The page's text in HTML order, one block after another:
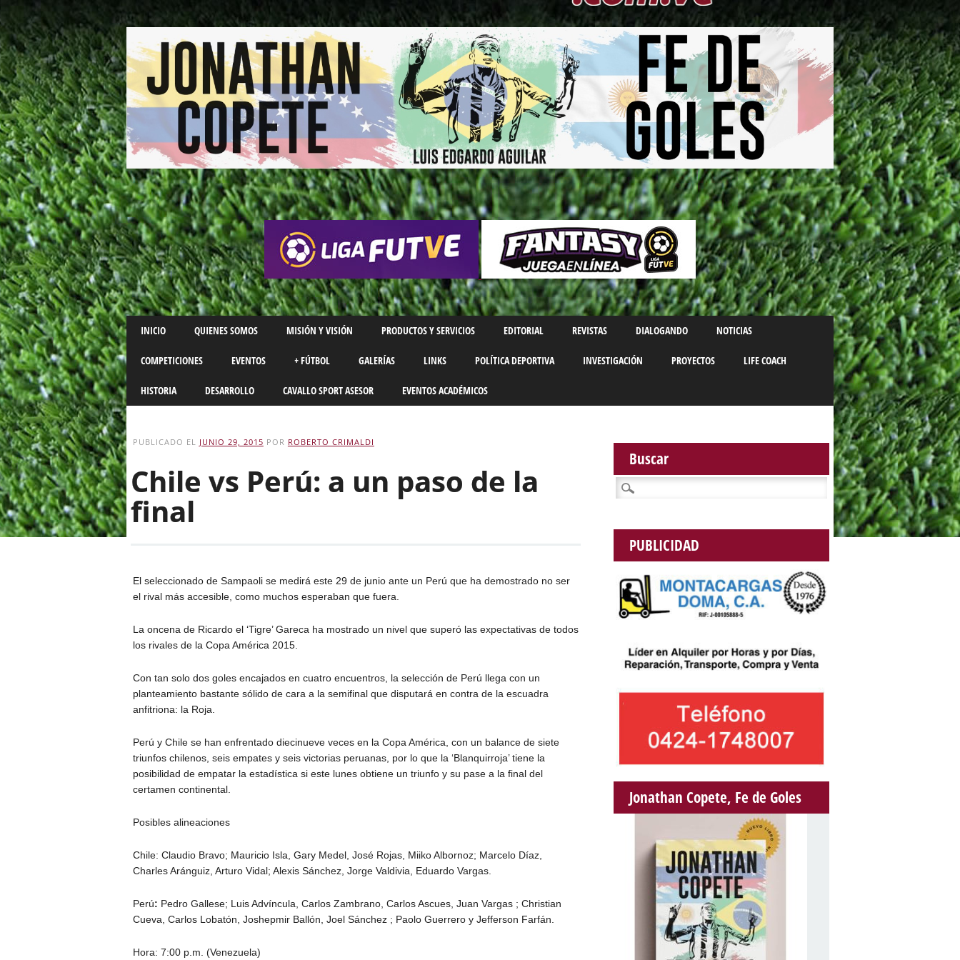
Main menu
Skip
to
content
INICIO QUIENES SOMOS MISIÓN Y VISIÓN PRODUCTOS Y SERVICIOS EDITORIAL REVISTAS DIALOGANDO NOTICIAS
COMPETICIONES EVENTOS + FÚTBOL GALERÍAS LINKS POLÍTICA DEPORTIVA INVESTIGACIÓN PROYECTOS LIFE COACH
HISTORIA DESARROLLO CAVALLO SPORT ASESOR EVENTOS ACADÉMICOS
PUBLICADO EL JUNIO 29, 2015 POR ROBERTO CRIMALDI
Chile vs Perú: a un paso de la
final
El seleccionado de Sampaoli se medirá este 29 de junio ante un Perú que ha demostrado no ser
el rival más accesible, como muchos esperaban que fuera.
La oncena de Ricardo el ‘Tigre’ Gareca ha mostrado un nivel que superó las expectativas de todos
los rivales de la Copa América 2015.
Con tan solo dos goles encajados en cuatro encuentros, la selección de Perú llega con un
planteamiento bastante sólido de cara a la semifinal que disputará en contra de la escuadra
anfitriona: la Roja.
Perú y Chile se han enfrentado diecinueve veces en la Copa América, con un balance de siete
triunfos chilenos, seis empates y seis victorias peruanas, por lo que la ‘Blanquirroja’ tiene la
posibilidad de empatar la estadística si este lunes obtiene un triunfo y su pase a la final del
certamen continental.
Posibles alineaciones
Chile: Claudio Bravo; Mauricio Isla, Gary Medel, José Rojas, Miiko Albornoz; Marcelo Díaz,
Charles Aránguiz, Arturo Vidal; Alexis Sánchez, Jorge Valdivia, Eduardo Vargas.
Perú: Pedro Gallese; Luis Advíncula, Carlos Zambrano, Carlos Ascues, Juan Vargas ; Christian
Cueva, Carlos Lobatón, Joshepmir Ballón, Joel Sánchez ; Paolo Guerrero y Jefferson Farfán.
Hora: 7:00 p.m. (Venezuela)
Buscar
Buscar:
PUBLICIDAD
Jonathan Copete, Fe de Goles